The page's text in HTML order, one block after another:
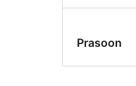
Prasoon